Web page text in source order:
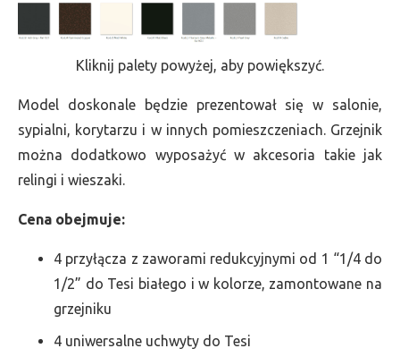
Kliknij palety powyżej, aby powiększyć.
Model doskonale będzie prezentował się w salonie,
sypialni, korytarzu i w innych pomieszczeniach. Grzejnik
można dodatkowo wyposażyć w akcesoria takie jak
relingi i wieszaki.
Cena obejmuje:
4 przyłącza z zaworami redukcyjnymi od 1 “1/4 do
1/2” do Tesi białego i w kolorze, zamontowane na
grzejniku
4 uniwersalne uchwyty do Tesi